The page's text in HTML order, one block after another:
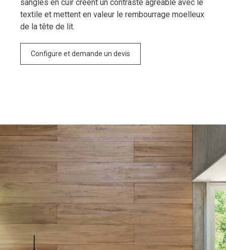
sangles en cuir créent un contraste agréable avec le
textile et mettent en valeur le rembourrage moelleux
de la tête de lit.
Configure et demande un devis